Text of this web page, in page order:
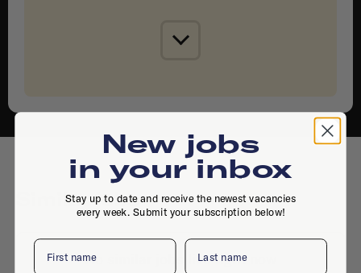
Similar jobs
No similar jobs live right now
New jobs
in your inbox
Stay up to date and receive the newest vacancies
every week. Submit your subscription below!
First name Last name